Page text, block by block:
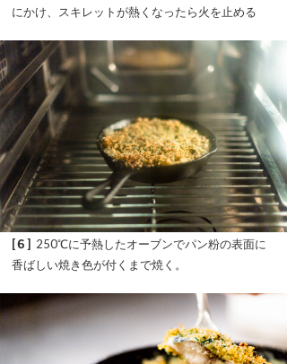
にかけ、スキレットが熱くなったら火を止める
[６] 250℃に予熱したオーブンでパン粉の表面に
香ばしい焼き色が付くまで焼く。